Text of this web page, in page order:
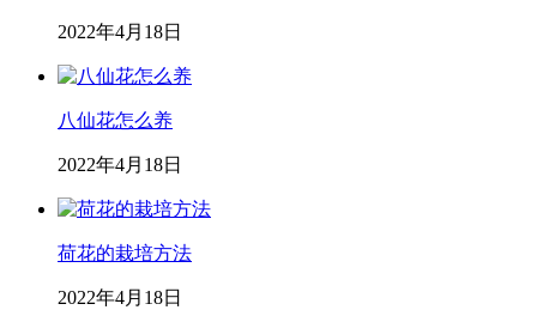
2022年4月18日
八仙花怎么养
2022年4月18日
荷花的栽培方法
2022年4月18日